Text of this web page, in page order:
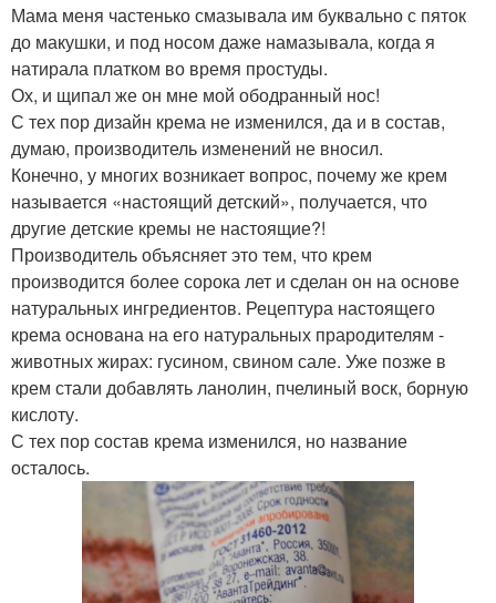
Мама меня частенько смазывала им буквально с пяток
до макушки, и под носом даже намазывала, когда я
натирала платком во время простуды.
Ох, и щипал же он мне мой ободранный нос!
С тех пор дизайн крема не изменился, да и в состав,
думаю, производитель изменений не вносил.
Конечно, у многих возникает вопрос, почему же крем
называется «настоящий детский», получается, что
другие детские кремы не настоящие?!
Производитель объясняет это тем, что крем
производится более сорока лет и сделан он на основе
натуральных ингредиентов. Рецептура настоящего
крема основана на его натуральных прародителям -
животных жирах: гусином, свином сале. Уже позже в
крем стали добавлять ланолин, пчелиный воск, борную
кислоту.
С тех пор состав крема изменился, но название
осталось.